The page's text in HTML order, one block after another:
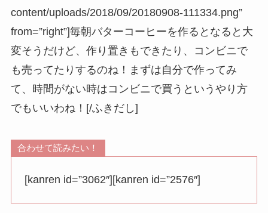
content/uploads/2018/09/20180908-111334.png”
from=”right”]毎朝バターコーヒーを作るとなると大
変そうだけど、作り置きもできたり、コンビニで
も売ってたりするのね！まずは自分で作ってみ
て、時間がない時はコンビニで買うというやり方
でもいいわね！[/ふきだし]
合わせて読みたい！
[kanren id=”3062″][kanren id=”2576″]